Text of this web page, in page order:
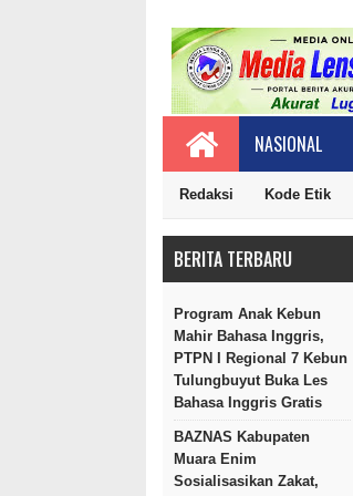
NASIONAL
Redaksi Kode Etik
BERITA TERBARU
Program Anak Kebun
Mahir Bahasa Inggris,
PTPN I Regional 7 Kebun
Tulungbuyut Buka Les
Bahasa Inggris Gratis
BAZNAS Kabupaten
Muara Enim
Sosialisasikan Zakat,